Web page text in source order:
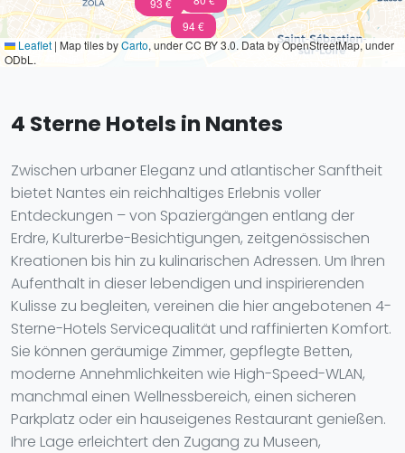
93 €
94 €
Leaflet | Map tiles byCarto, under CC BY 3.0. Data by OpenStreetMap, under
ODbL.
4 Sterne Hotels in Nantes
Zwischen urbaner Eleganz und atlantischer Sanftheit
bietet Nantes ein reichhaltiges Erlebnis voller
Entdeckungen – von Spaziergängen entlang der
Erdre, Kulturerbe-Besichtigungen, zeitgenössischen
Kreationen bis hin zu kulinarischen Adressen. Um Ihren
Aufenthalt in dieser lebendigen und inspirierenden
Kulisse zu begleiten, vereinen die hier angebotenen 4-
Sterne-Hotels Servicequalität und raffinierten Komfort.
Sie können geräumige Zimmer, gepflegte Betten,
moderne Annehmlichkeiten wie High-Speed-WLAN,
manchmal einen Wellnessbereich, einen sicheren
Parkplatz oder ein hauseigenes Restaurant genießen.
Ihre Lage erleichtert den Zugang zu Museen,